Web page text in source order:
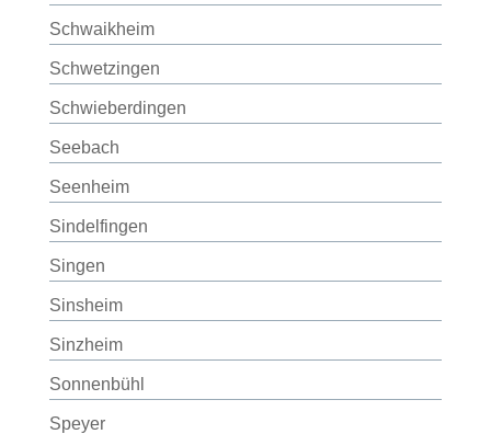
Schwaikheim
Schwetzingen
Schwieberdingen
Seebach
Seenheim
Sindelfingen
Singen
Sinsheim
Sinzheim
Sonnenbühl
Speyer